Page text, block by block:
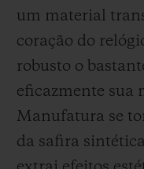
um material
coração do
robusto o
eficazmente sua
Manufatura se
da safira